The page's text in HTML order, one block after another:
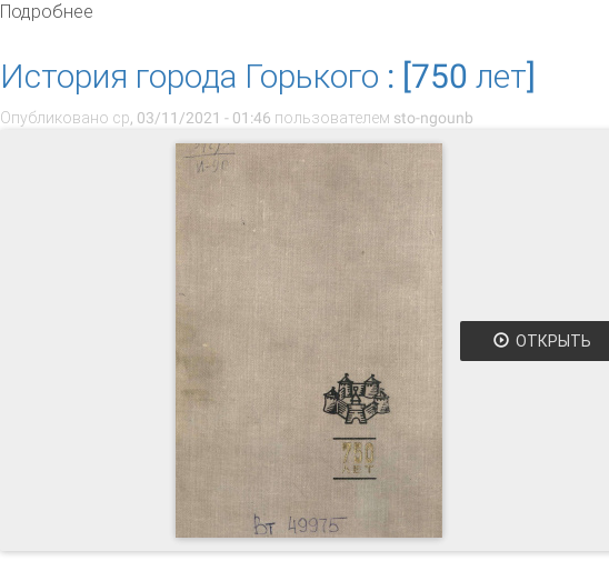
Подробнее
История города Горького : [750 лет]
Опубликовано ср, 03/11/2021 - 01:46 пользователем sto-ngounb
ОТКРЫТЬ